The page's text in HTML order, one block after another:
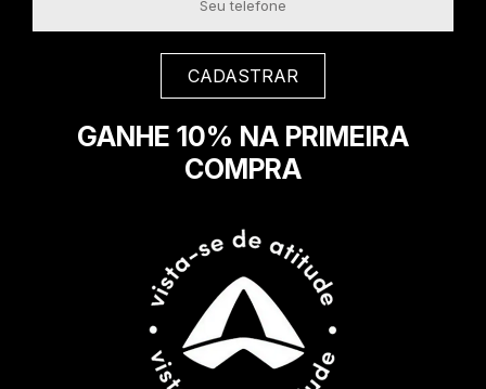
GANHE 10% NA PRIMEIRA
COMPRA